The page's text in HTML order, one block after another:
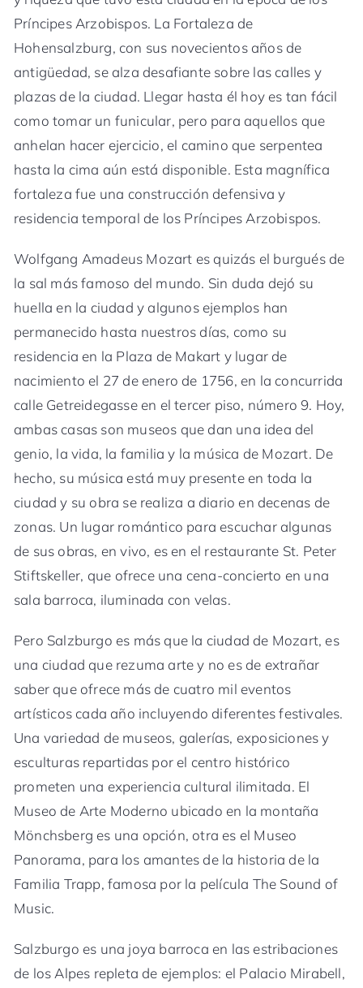
Príncipes Arzobispos. La Fortaleza de
Hohensalzburg, con sus novecientos años de
antigüedad, se alza desafiante sobre las calles y
plazas de la ciudad. Llegar hasta él hoy es tan fácil
como tomar un funicular, pero para aquellos que
anhelan hacer ejercicio, el camino que serpentea
hasta la cima aún está disponible. Esta magnífica
fortaleza fue una construcción defensiva y
residencia temporal de los Príncipes Arzobispos.
Wolfgang Amadeus Mozart es quizás el burgués de
la sal más famoso del mundo. Sin duda dejó su
huella en la ciudad y algunos ejemplos han
permanecido hasta nuestros días, como su
residencia en la Plaza de Makart y lugar de
nacimiento el 27 de enero de 1756, en la concurrida
calle Getreidegasse en el tercer piso, número 9. Hoy,
ambas casas son museos que dan una idea del
genio, la vida, la familia y la música de Mozart. De
hecho, su música está muy presente en toda la
ciudad y su obra se realiza a diario en decenas de
zonas. Un lugar romántico para escuchar algunas
de sus obras, en vivo, es en el restaurante St. Peter
Stiftskeller, que ofrece una cena-concierto en una
sala barroca, iluminada con velas.
Pero Salzburgo es más que la ciudad de Mozart, es
una ciudad que rezuma arte y no es de extrañar
saber que ofrece más de cuatro mil eventos
artísticos cada año incluyendo diferentes festivales.
Una variedad de museos, galerías, exposiciones y
esculturas repartidas por el centro histórico
prometen una experiencia cultural ilimitada. El
Museo de Arte Moderno ubicado en la montaña
Mönchsberg es una opción, otra es el Museo
Panorama, para los amantes de la historia de la
Familia Trapp, famosa por la película The Sound of
Music.
Salzburgo es una joya barroca en las estribaciones
de los Alpes repleta de ejemplos: el Palacio Mirabell,